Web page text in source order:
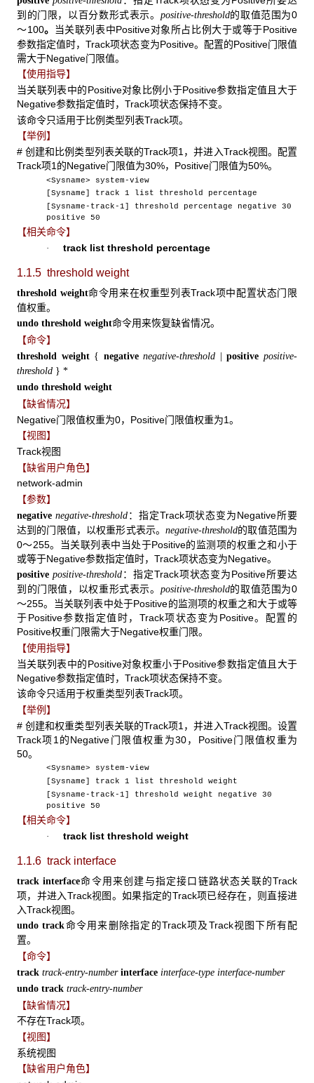
到的门限，以百分数形式表示。 positive-threshold的取值范围为0
～100。 当关联列表中Positive对象所占比例大于或等于Positive
参数指定值时，Track项状态变为Positive。配置的Positive门限值
需大于Negative门限值。
【使用指导】
当关联列表中的Positive对象比例小于Positive参数指定值且大于
Negative参数指定值时，Track项状态保持不变。
该命令只适用于比例类型列表Track项。
【举例】
# 创建和比例类型列表关联的Track项1，并进入Track视图。配置
Track项1的Negative门限值为30%，Positive门限值为50%。
<Sysname> system-view
[Sysname] track 1 list threshold percentage
[Sysname-track-1] threshold percentage negative 30
positive 50
【相关命令】
· track list threshold percentage
1.1.5 threshold weight
threshold weight命令用来在权重型列表Track项中配置状态门限
值权重。
undo threshold weight命令用来恢复缺省情况。
【命令】
threshold weight{ negative negative-threshold positive positive-
threshold } *
undo threshold weight
【缺省情况】
Negative门限值权重为0，Positive门限值权重为1。
【视图】
Track视图
【缺省用户角色】
network-admin
【参数】
negative negative-threshold：指定Track项状态变为Negative所要
达到的门限值，以权重形式表示。negative-threshold的取值范围为
0～255。当关联列表中当处于Positive的监测项的权重之和小于
或等于Negative参数指定值时，Track项状态变为Negative。
positive positive-threshold：指定Track项状态变为Positive所要达
到的门限值，以权重形式表示。 positive-threshold的取值范围为0
～255。当关联列表中处于Positive的监测项的权重之和大于或等
于Positive参数指定值时，Track项状态变为Positive。配置的
Positive权重门限需大于Negative权重门限。
【使用指导】
当关联列表中的Positive对象权重小于Positive参数指定值且大于
Negative参数指定值时，Track项状态保持不变。
该命令只适用于权重类型列表Track项。
【举例】
# 创建和权重类型列表关联的Track项1，并进入Track视图。设置
Track项1的Negative门限值权重为30，Positive门限值权重为
50。
<Sysname> system-view
[Sysname] track 1 list threshold weight
[Sysname-track-1] threshold weight negative 30
positive 50
【相关命令】
· track list threshold weight
1.1.6 track interface
track interface命令用来创建与指定接口链路状态关联的Track
项，并进入Track视图。如果指定的Track项已经存在，则直接进
入Track视图。
undo track命令用来删除指定的Track项及Track视图下所有配
置。
【命令】
track track-entry-number interface interface-type interface-number
undo track track-entry-number
【缺省情况】
不存在Track项。
【视图】
系统视图
【缺省用户角色】